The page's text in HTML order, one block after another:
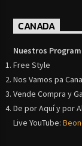
CANADA
Nuestros
Free Style
Nos Vamos pa
Vende Compra y
De por Aquí y por
Live YouTube: